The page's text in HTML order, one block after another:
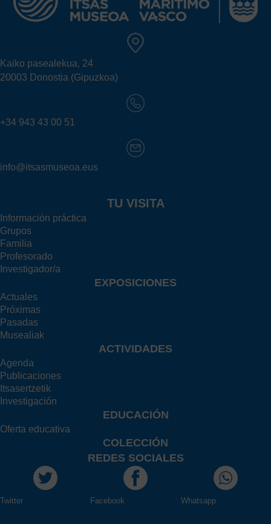
Kaiko pasealekua, 24
20003 Donostia (Gipuzkoa)
+34 943 43 00 51
info@itsasmuseoa.eus
TU VISITA
Información práctica
Grupos
Familia
Profesorado
Investigador/a
EXPOSICIONES
Actuales
Próximas
Pasadas
Musealiak
ACTIVIDADES
Agenda
Publicaciones
Itsasertzetik
Investigación
EDUCACIÓN
Oferta educativa
COLECCIÓN
REDES SOCIALES
Twitter Facebook Whatsapp